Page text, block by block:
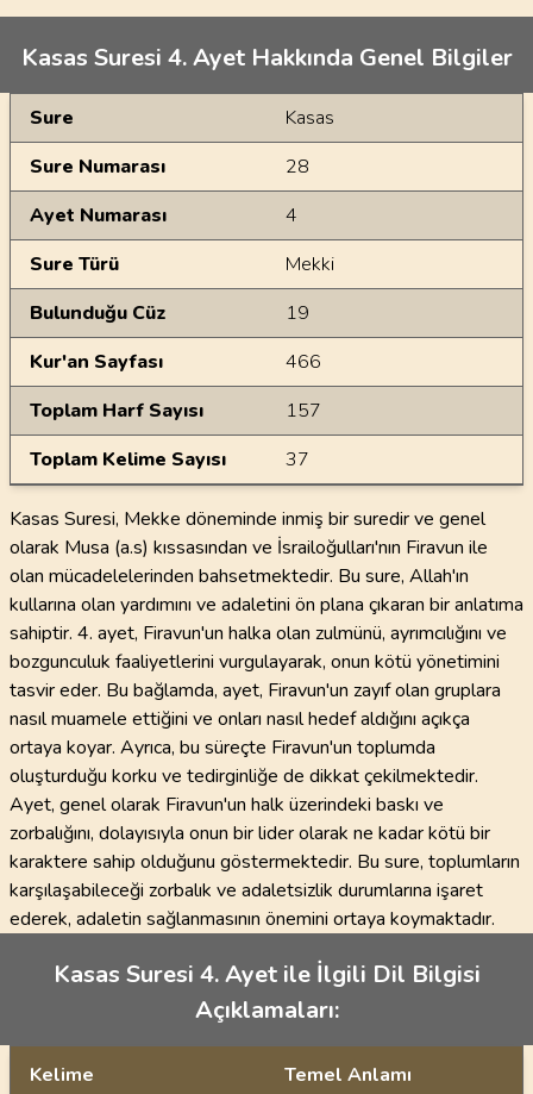
Kasas Suresi 4. Ayet Hakkında Genel Bilgiler
Genel Bilgiler
Sure
Kasas
Sure Numarası
28
Ayet Numarası
4
Sure Türü
Mekki
Bulunduğu Cüz
19
Kur'an Sayfası
466
Toplam Harf Sayısı
157
Toplam Kelime Sayısı
37
Kasas Suresi, Mekke döneminde inmiş bir suredir ve genel
olarak Musa (a.s) kıssasından ve İsrailoğulları'nın Firavun ile
olan mücadelelerinden bahsetmektedir. Bu sure, Allah'ın
kullarına olan yardımını ve adaletini ön plana çıkaran bir anlatıma
sahiptir. 4. ayet, Firavun'un halka olan zulmünü, ayrımcılığını ve
bozgunculuk faaliyetlerini vurgulayarak, onun kötü yönetimini
tasvir eder. Bu bağlamda, ayet, Firavun'un zayıf olan gruplara
nasıl muamele ettiğini ve onları nasıl hedef aldığını açıkça
ortaya koyar. Ayrıca, bu süreçte Firavun'un toplumda
oluşturduğu korku ve tedirginliğe de dikkat çekilmektedir.
Ayet, genel olarak Firavun'un halk üzerindeki baskı ve
zorbalığını, dolayısıyla onun bir lider olarak ne kadar kötü bir
karaktere sahip olduğunu göstermektedir. Bu sure, toplumların
karşılaşabileceği zorbalık ve adaletsizlik durumlarına işaret
ederek, adaletin sağlanmasının önemini ortaya koymaktadır.
Kasas Suresi 4. Ayet ile İlgili Dil Bilgisi
Açıklamaları:
Kelime Temel Anlamı